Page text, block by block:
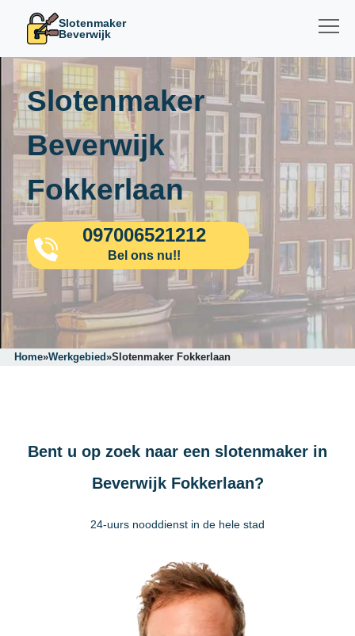
Slotenmaker
Beverwijk
Slotenmaker
Beverwijk
Fokkerlaan
097006521212
Bel ons nu!!
Home»Werkgebied»Slotenmaker Fokkerlaan
Bent u op zoek naar een slotenmaker in
Beverwijk Fokkerlaan?
24-uurs nooddienst in de hele stad